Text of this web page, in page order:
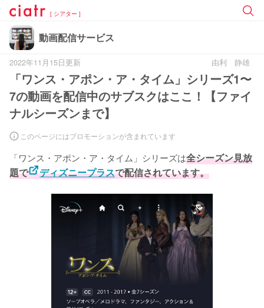
[ シアター ]
動画配信サービス
2022年11月15日更新 由利 静雄
「ワンス・アポン・ア・タイム」シリーズ1〜
7の動画を配信中のサブスクはここ！【ファイ
ナルシーズンまで】
このページにはプロモーションが含まれています
「ワンス・アポン・ア・タイム」シリーズは全シーズン見放
題で
ディズニープラスで配信されています。